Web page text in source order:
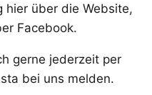
hier über die Website,
Facebook.
gerne jederzeit per
bei uns melden.